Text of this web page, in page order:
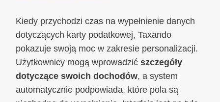
Kiedy przychodzi czas na wypełnienie danych
dotyczących karty podatkowej, Taxando
pokazuje swoją moc w zakresie personalizacji.
Użytkownicy mogą wprowadzić szczegóły
dotyczące swoich dochodów, a system
automatycznie podpowiada, które pola są